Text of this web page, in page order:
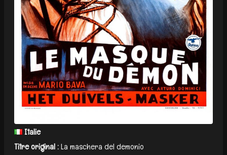
Italie
Titre original :La maschera del demonio